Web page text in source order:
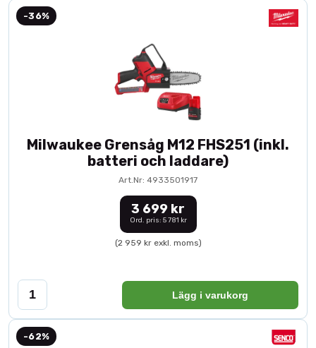
-36%
Milwaukee Grensåg M12 FHS251 (inkl.
batteri och laddare)
Art.Nr: 4933501917
3 699 kr
Ord. pris: 5 781 kr
(2 959 kr exkl. moms)
Lägg i varukorg
-62%